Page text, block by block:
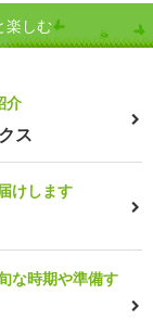
楽しむ
介
ス
けします
な時期や準備す